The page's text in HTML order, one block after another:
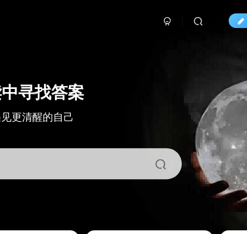
寻找答案
更清醒的自己